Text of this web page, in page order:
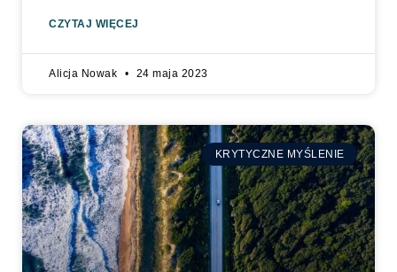
CZYTAJ WIĘCEJ
Alicja Nowak 24 maja 2023
KRYTYCZNE MYŚLENIE